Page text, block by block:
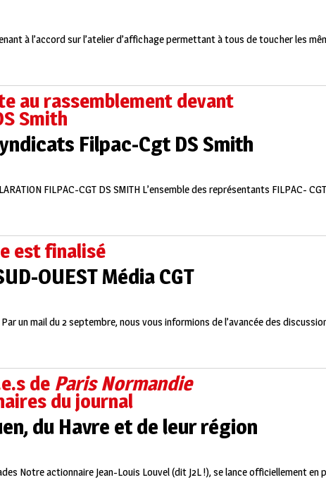
à l’accord sur l’atelier d’affichage permettant à tous de toucher les
au rassemblement devant
Smith
Filpac-Cgt DS Smith
FILPAC-CGT DS SMITH L’ensemble des représentants FILPAC-
est finalisé
OUEST Média CGT
Par un mail du 2 septembre, nous vous informions de l’avancée des
de Paris Normandie
du journal
du Havre et de leur région
Notre actionnaire Jean-Louis Louvel (dit J2L !), se lance officiellement